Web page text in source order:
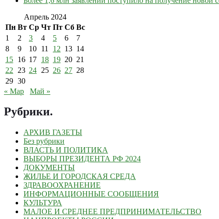
Апрель 2024
Пн Вт Ср Чт Пт Сб Вс
1
2 3 4 5 6
7
8
9 10 11 12 13 14
15 16 17 18 19 20 21
22
23 24 25 26 27 28
29 30
« Мар
Май »
Рубрики.
АРХИВ ГАЗЕТЫ
Без рубрики
ВЛАСТЬ И ПОЛИТИКА
ВЫБОРЫ ПРЕЗИДЕНТА РФ 2024
ДОКУМЕНТЫ
ЖИЛЬЕ И ГОРОДСКАЯ СРЕДА
ЗДРАВООХРАНЕНИЕ
ИНФОРМАЦИОННЫЕ СООБЩЕНИЯ
КУЛЬТУРА
МАЛОЕ И СРЕДНЕЕ ПРЕДПРИНИМАТЕЛЬСТВО